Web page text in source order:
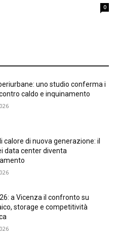
0
uno studio conferma i
caldo e inquinamento
calore di nuova generazione: il
data center diventa
a Vicenza il confronto su
storage e competitività